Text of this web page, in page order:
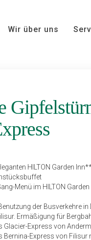
Wir über uns
HILTON Garden
Menü im HILTON Garden
der Busverkehre
Ermäßigung für
Glacier-Express von
Bernina-Express von Filisur